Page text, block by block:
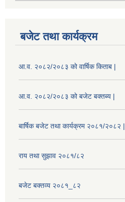
बजेट तथा कार्यक्रम
आ.व. २०८२/२०८३ को वार्षिक किताब |
आ.व. २०८२/२०८३ को बजेट बक्तब्य |
बार्षिक बजेट तथा कार्यक्रम २०८१/२०८२ |
राय तथा सुझाव २०८१/८२
बजेट बक्तव्य २०८१_८२